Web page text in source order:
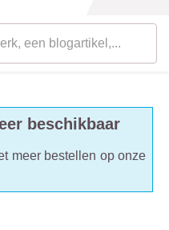
beschikbaar
meer bestellen op onze